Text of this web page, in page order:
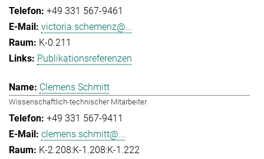
+49 331 567-9461
victoria.schemenz@...
K-0.211
Publikationsreferenzen
Clemens Schmitt
Wissenschaftlich-technischer Mitarbeiter
+49 331 567-9411
clemens.schmitt@...
K-2.208:K-1.208:K-1.222